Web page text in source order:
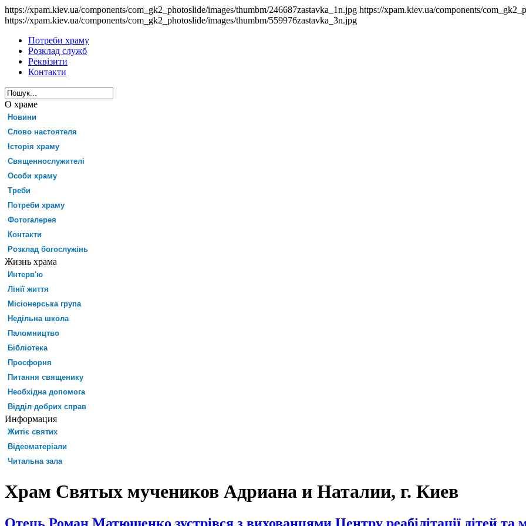
https://xpam.kiev.ua/components/com_gk2_photoslide/images/thumbm/246687zastavka_1n.jpg https://xpam.kiev.ua/components/
https://xpam.kiev.ua/components/com_gk2_photoslide/images/thumbm/559976zastavka_3n.jpg
Потреби храму
Розклад служб
Реквізити
Контакти
О храме
Новини
Слово настоятеля
Історія храму
Священнослужителі
Особи храму
Треби
Потреби храму
Фотогалерея
Контакти
Розклад богослужінь
Жизнь храма
Интерв'ю
Лінії життя
Місіонерська група
Недільна школа
Паломництво
Бібліотека
Просфорня
Питання священику
Необхідна допомога
Відділ добрих справ
Информация
Житіє святих
Відеоматеріали
Читальна зала
Храм Святых мучеников Адриана и Наталии, г. Киев